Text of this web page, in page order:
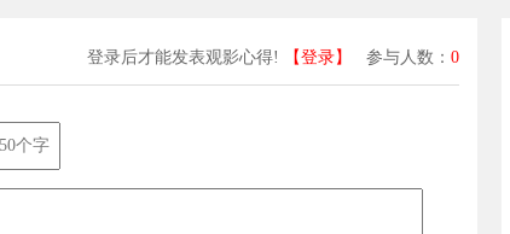
登录后才能发表观影心得! 【登录】 参与人数： 0